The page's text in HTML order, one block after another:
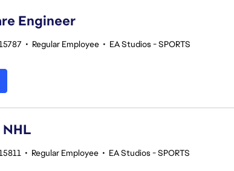
Engineer
• Regular Employee • EA Studios - SPORTS
• Regular Employee • EA Studios - SPORTS